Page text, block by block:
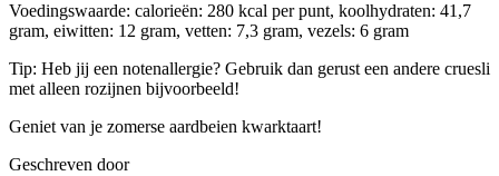
Voedingswaarde: calorieën: 280 kcal per punt, koolhydraten: 41,7
gram, eiwitten: 12 gram, vetten: 7,3 gram, vezels: 6 gram
Tip: Heb jij een notenallergie? Gebruik dan gerust een andere cruesli
met alleen rozijnen bijvoorbeeld!
Geniet van je zomerse aardbeien kwarktaart!
Geschreven door